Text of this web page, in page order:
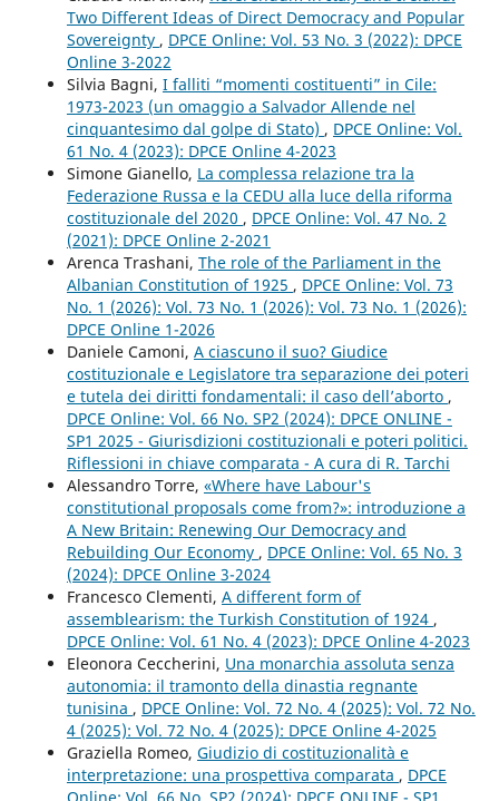
Two Different Ideas of Direct Democracy and Popular
Sovereignty , DPCE Online: Vol. 53 No. 3 (2022): DPCE
Online 3-2022
Silvia Bagni, I falliti “momenti costituenti” in Cile:
1973-2023 (un omaggio a Salvador Allende nel
cinquantesimo dal golpe di Stato) , DPCE Online: Vol.
61 No. 4 (2023): DPCE Online 4-2023
Simone Gianello, La complessa relazione tra la
Federazione Russa e la CEDU alla luce della riforma
costituzionale del 2020 , DPCE Online: Vol. 47 No. 2
(2021): DPCE Online 2-2021
Arenca Trashani, The role of the Parliament in the
Albanian Constitution of 1925 , DPCE Online: Vol. 73
No. 1 (2026): Vol. 73 No. 1 (2026): Vol. 73 No. 1 (2026):
DPCE Online 1-2026
Daniele Camoni, A ciascuno il suo? Giudice
costituzionale e Legislatore tra separazione dei poteri
e tutela dei diritti fondamentali: il caso dell’aborto ,
DPCE Online: Vol. 66 No. SP2 (2024): DPCE ONLINE -
SP1 2025 - Giurisdizioni costituzionali e poteri politici.
Riflessioni in chiave comparata - A cura di R. Tarchi
Alessandro Torre, «Where have Labour's
constitutional proposals come from?»: introduzione a
A New Britain: Renewing Our Democracy and
Rebuilding Our Economy , DPCE Online: Vol. 65 No. 3
(2024): DPCE Online 3-2024
Francesco Clementi, A different form of
assemblearism: the Turkish Constitution of 1924 ,
DPCE Online: Vol. 61 No. 4 (2023): DPCE Online 4-2023
Eleonora Ceccherini, Una monarchia assoluta senza
autonomia: il tramonto della dinastia regnante
tunisina , DPCE Online: Vol. 72 No. 4 (2025): Vol. 72 No.
4 (2025): Vol. 72 No. 4 (2025): DPCE Online 4-2025
Graziella Romeo, Giudizio di costituzionalità e
interpretazione: una prospettiva comparata , DPCE